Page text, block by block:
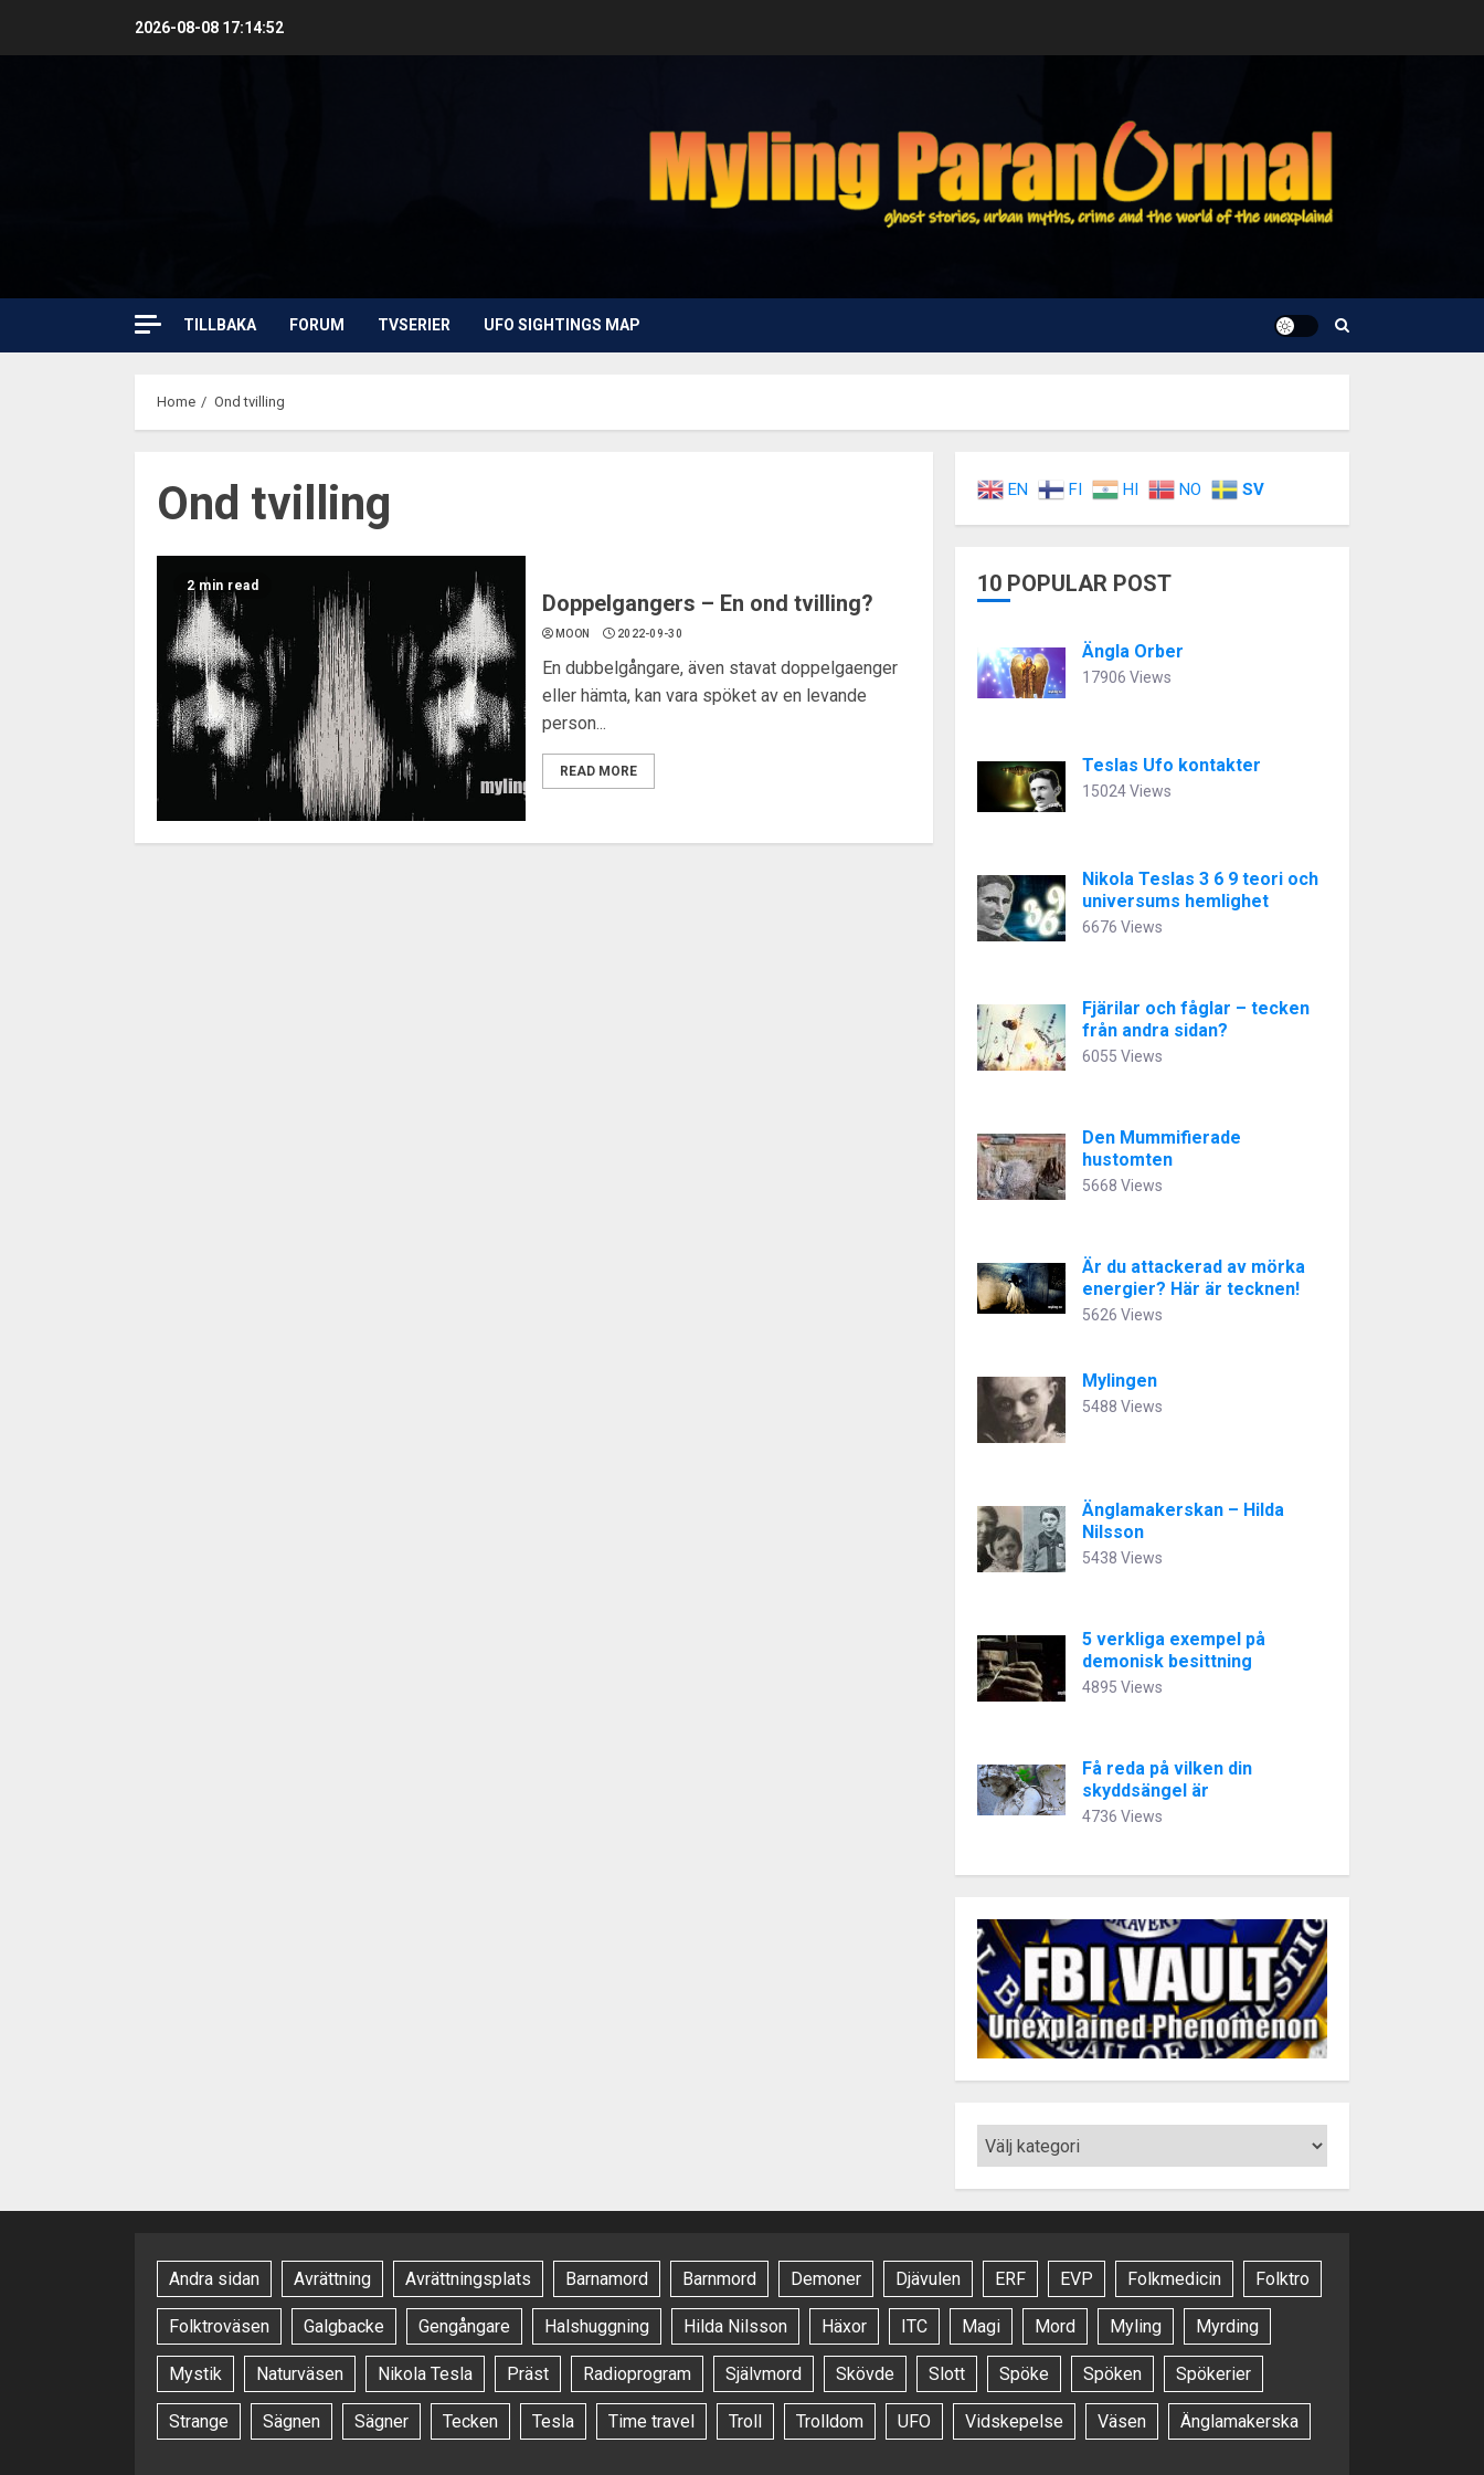
2026-08-08 17:14:53
TILLBAKA FORUM TVSERIER UFO SIGHTINGS MAP
Home Ond tvilling
Ond tvilling
2 min read
Doppelgangers – En ond tvilling?
MOON 2022-09-30
En dubbelgångare, även stavat doppelgaenger
eller hämta, kan vara spöket av en levande
person...
READ MORE
EN FI HI NO SV
10 POPULAR POST
Ängla Orber
17906 Views
Teslas Ufo kontakter
15024 Views
Nikola Teslas 3 6 9 teori och
universums hemlighet
6676 Views
Fjärilar och fåglar – tecken
från andra sidan?
6055 Views
Den Mummifierade
hustomten
5668 Views
Är du attackerad av mörka
energier? Här är tecknen!
5626 Views
Mylingen
5488 Views
Änglamakerskan – Hilda
Nilsson
5438 Views
5 verkliga exempel på
demonisk besittning
4895 Views
Få reda på vilken din
skyddsängel är
4736 Views
Andra sidan Avrättning Avrättningsplats Barnamord Barnmord Demoner Djävulen ERF EVP Folkmedicin Folktro
Folktroväsen Galgbacke Gengångare Halshuggning Hilda Nilsson Häxor ITC Magi Mord Myling Myrding
Mystik Naturväsen Nikola Tesla Präst Radioprogram Självmord Skövde Slott Spöke Spöken Spökerier
Strange Sägnen Sägner Tecken Tesla Time travel Troll Trolldom UFO Vidskepelse Väsen Änglamakerska